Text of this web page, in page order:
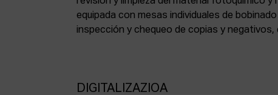
equipada con mesas individuales de
inspección y chequeo de copias y negativos,
DIGITALIZAZIOA